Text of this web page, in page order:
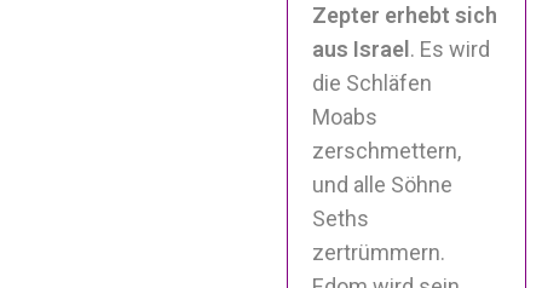
Zepter erhebt sich
aus Israel . Es wird
die Schläfen
Moabs
zerschmettern,
und alle Söhne
Seths
zertrümmern.